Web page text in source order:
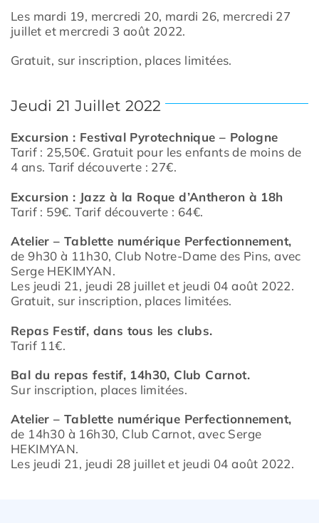
Les mardi 19, mercredi 20, mardi 26, mercredi 27
juillet et mercredi 3 août 2022.
Gratuit, sur inscription, places limitées.
Jeudi 21 Juillet 2022
Excursion : Festival Pyrotechnique – Pologne
Tarif : 25,50€. Gratuit pour les enfants de moins de
4 ans. Tarif découverte : 27€.
Excursion : Jazz à la Roqued’Antheron à 18h
Tarif : 59€. Tarif découverte : 64€.
Atelier – Tablette numérique Perfectionnement,
de 9h30 à 11h30, Club Notre-Dame des Pins, avec
Serge HEKIMYAN.
Les jeudi 21, jeudi 28 juillet et jeudi 04 août 2022.
Gratuit, sur inscription, places limitées.
Repas Festif, dans tous les clubs.
Tarif 11€.
Bal du repas festif, 14h30, Club Carnot.
Sur inscription, places limitées.
Atelier – Tablette numérique Perfectionnement,
de 14h30 à 16h30, Club Carnot, avec Serge
HEKIMYAN.
Les jeudi 21, jeudi 28 juillet et jeudi 04 août 2022.